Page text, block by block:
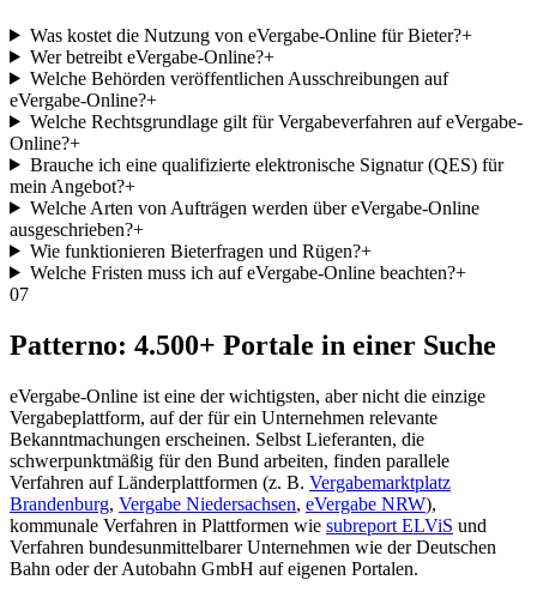
Was kostet die Nutzung von eVergabe-Online für Bieter?+
Wer betreibt eVergabe-Online?+
Welche Behörden veröffentlichen Ausschreibungen auf
eVergabe-Online?+
Welche Rechtsgrundlage gilt für Vergabeverfahren auf eVergabe-
Online?+
Brauche ich eine qualifizierte elektronische Signatur (QES) für
mein Angebot?+
Welche Arten von Aufträgen werden über eVergabe-Online
ausgeschrieben?+
Wie funktionieren Bieterfragen und Rügen?+
Welche Fristen muss ich auf eVergabe-Online beachten?+
07
Patterno: 4.500+ Portale in einer Suche
eVergabe-Online ist eine der wichtigsten, aber nicht die einzige
Vergabeplattform, auf der für ein Unternehmen relevante
Bekanntmachungen erscheinen. Selbst Lieferanten, die
schwerpunktmäßig für den Bund arbeiten, finden parallele
Verfahren auf Länderplattformen (z. B. Vergabemarktplatz
Brandenburg, Vergabe Niedersachsen, eVergabe NRW),
kommunale Verfahren in Plattformen wie subreport ELViS und
Verfahren bundesunmittelbarer Unternehmen wie der Deutschen
Bahn oder der Autobahn GmbH auf eigenen Portalen.